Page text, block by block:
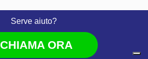
Serve aiuto?
CHIAMA ORA